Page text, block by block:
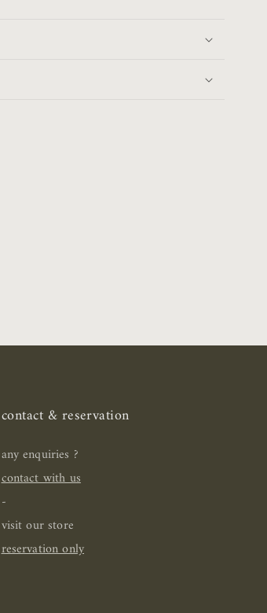
contact & reservation
any enquiries ?
contact with us
-
visit our store
reservation only